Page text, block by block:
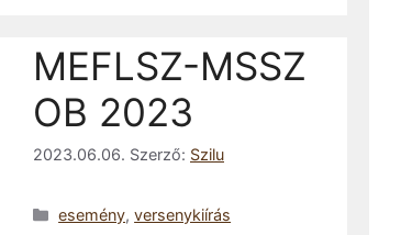
MEFLSZ-MSSZ
OB 2023
2023.06.06. Szerző: Szilu
Kategória
esemény,versenykiírás